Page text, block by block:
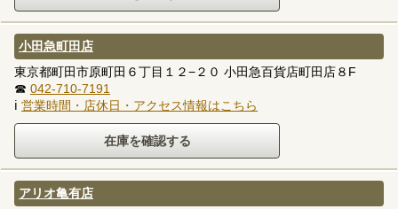
小田急町田店
東京都町田市原町田６丁目１２−２０ 小田急百貨店町田店８F
☎ 042-710-7191
ℹ 営業時間・店休日・アクセス情報はこちら
アリオ亀有店